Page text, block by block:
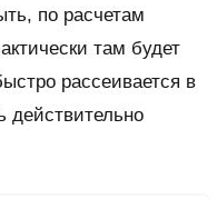
по расчетам
там будет
рассеивается в
действительно